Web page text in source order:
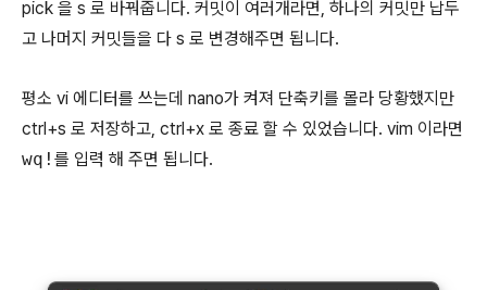
pick 을 s 로 바꿔줍니다. 커밋이 여러개라면, 하나의 커밋만 납두
고 나머지 커밋들을 다 s 로 변경해주면 됩니다.
평소 vi 에디터를 쓰는데 nano가 켜져 단축키를 몰라 당황했지만
ctrl+s 로 저장하고, ctrl+x 로 종료 할 수 있었습니다. vim 이라면
wq! 를 입력 해 주면 됩니다.